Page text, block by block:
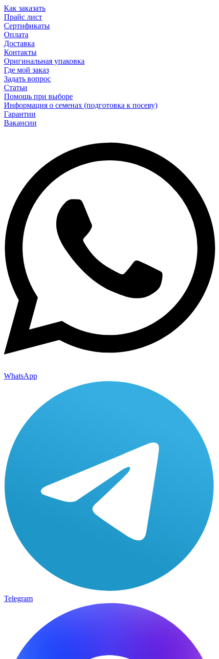
Как заказать
Прайс лист
Сертификаты
Оплата
Доставка
Контакты
Оригинальная упаковка
Где мой заказ
Задать вопрос
Статьи
Помощь при выборе
Информация о семенах (подготовка к посеву)
Гарантии
Вакансии
WhatsApp
Telegram